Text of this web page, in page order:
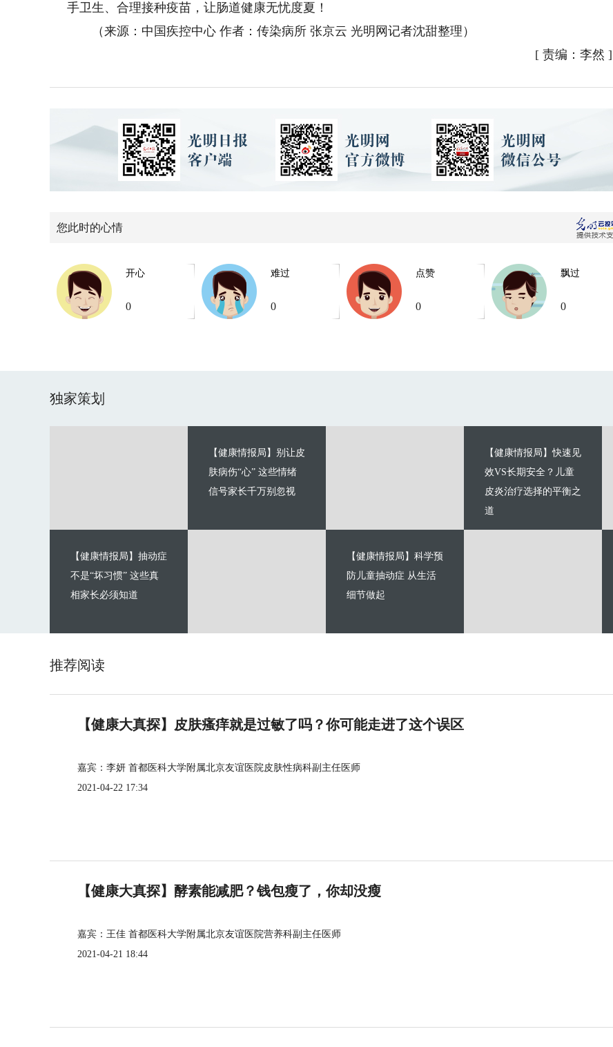
手卫生、合理接种疫苗，让肠道健康无忧度夏！
（来源：中国疾控中心 作者：传染病所 张京云 光明网记者沈甜整理）
[ 责编：李然 ]
您此时的心情
开心
0
难过
0
点赞
0
飘过
0
独家策划
【健康情报局】别让皮
肤病伤“心” 这些情绪
信号家长千万别忽视
【健康情报局】抽动症
不是“坏习惯” 这些真
相家长必须知道
【健康情报局】快速见
效VS长期安全？儿童
皮炎治疗选择的平衡之
道
【健康情报局】科学预
防儿童抽动症 从生活
细节做起
推荐阅读
【健康大真探】皮肤瘙痒就是过敏了吗？你可能走进了这个误区
嘉宾：李妍 首都医科大学附属北京友谊医院皮肤性病科副主任医师
2021-04-22 17:34
【健康大真探】酵素能减肥？钱包瘦了，你却没瘦
嘉宾：王佳 首都医科大学附属北京友谊医院营养科副主任医师
2021-04-21 18:44